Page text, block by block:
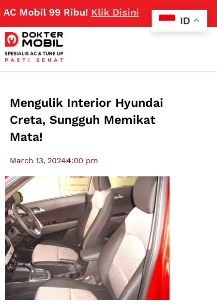
99 Ribu! Klik Disini
Mengulik Interior Hyundai
Creta, Sungguh Memikat
Mata!
March 13, 20244:00 pm
ID